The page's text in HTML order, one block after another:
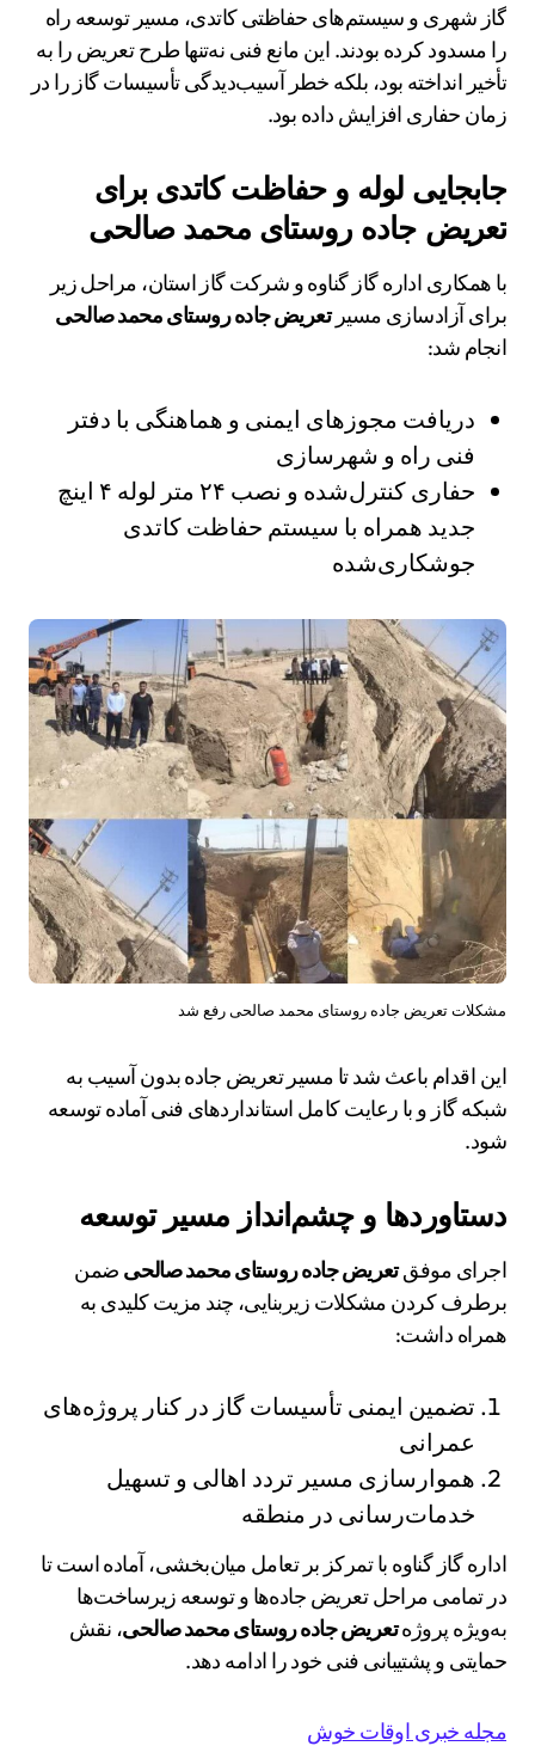
گاز شهری و سیستم‌های حفاظتی کاتدی، مسیر توسعه راه
را مسدود کرده بودند. این مانع فنی نه‌تنها طرح تعریض را به
تأخیر انداخته بود، بلکه خطر آسیب‌دیدگی تأسیسات گاز را در
زمان حفاری افزایش داده بود.
جابجایی لوله و حفاظت کاتدی برای
تعریض جاده روستای محمد صالحی
با همکاری اداره گاز گناوه و شرکت گاز استان، مراحل زیر
برای آزادسازی مسیرتعریض جاده روستای محمد صالحی
انجام شد:
دریافت مجوزهای ایمنی و هماهنگی با دفتر
فنی راه و شهرسازی
حفاری کنترل‌شده و نصب ۲۴ متر لوله ۴ اینچ
جدید همراه با سیستم حفاظت کاتدی
جوشکاری‌شده
مشکلات تعریض جاده روستای محمد صالحی رفع شد
این اقدام باعث شد تا مسیر تعریض جاده بدون آسیب به
شبکه گاز و با رعایت کامل استانداردهای فنی آماده توسعه
شود.
دستاوردها و چشم‌انداز مسیر توسعه
اجرای موفقتعریض جاده روستای محمد صالحی ضمن
برطرف کردن مشکلات زیربنایی، چند مزیت کلیدی به
همراه داشت:
تضمین ایمنی تأسیسات گاز در کنار پروژه‌های
عمرانی
هموارسازی مسیر تردد اهالی و تسهیل
خدمات‌رسانی در منطقه
اداره گاز گناوه با تمرکز بر تعامل میان‌بخشی، آماده است تا
در تمامی مراحل تعریض جاده‌ها و توسعه زیرساخت‌ها
به‌ویژه پروژهتعریض جاده روستای محمد صالحی، نقش
حمایتی و پشتیبانی فنی خود را ادامه دهد.
مجله خبری اوقات خوش